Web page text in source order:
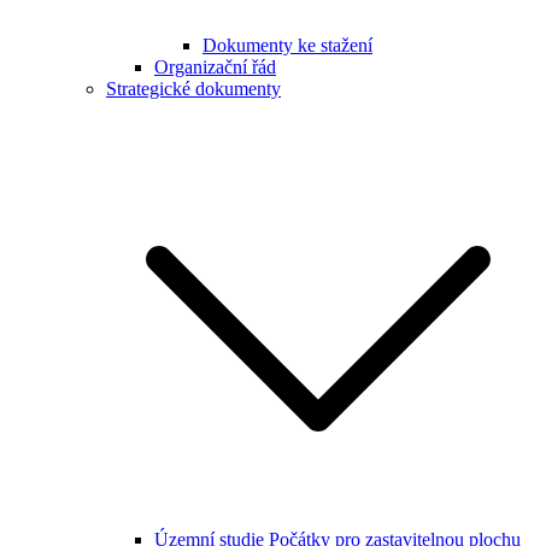
Dokumenty ke stažení
Organizační řád
Strategické dokumenty
Územní studie Počátky pro zastavitelnou plochu